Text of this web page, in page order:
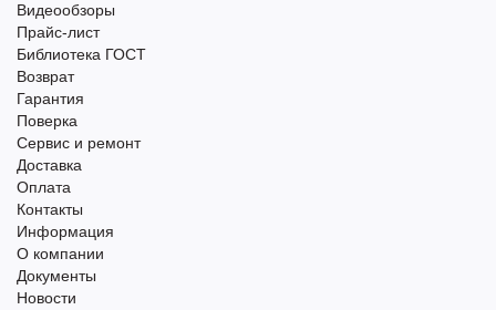
Видеообзоры
Прайс-лист
Библиотека ГОСТ
Возврат
Гарантия
Поверка
Сервис и ремонт
Доставка
Оплата
Контакты
Информация
О компании
Документы
Новости